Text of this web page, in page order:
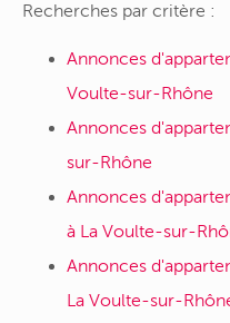
Recherches par critère :
Annonces
Voulte-sur-Rhône
Annonces
sur-Rhône
Annonces
à La Voulte-sur-
Annonces
La Voulte-sur-